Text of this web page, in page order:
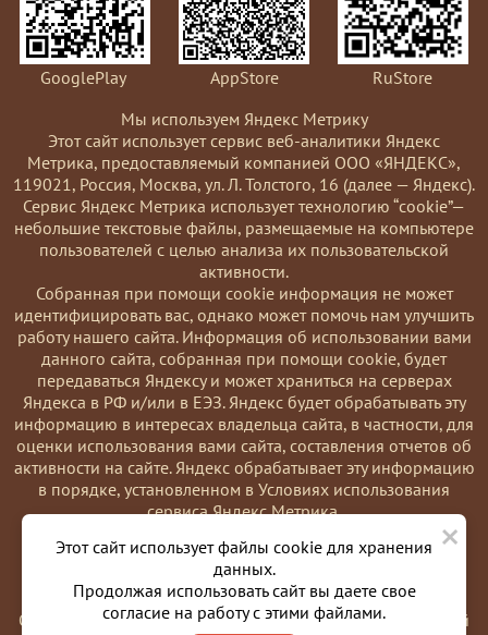
×
Этот сайт использует файлы cookie для хранения
данных.
Продолжая использовать сайт вы даете свое
согласие на работу с этими файлами.
GooglePlay AppStore
RuStore
Мы используем Яндекс Метрику
Этот сайт использует сервис веб-аналитики Яндекс
Метрика, предоставляемый компанией ООО «ЯНДЕКС»,
119021, Россия, Москва, ул. Л. Толстого, 16 (далее — Яндекс).
Сервис Яндекс Метрика использует технологию “cookie”—
небольшие текстовые файлы, размещаемые на компьютере
пользователей с целью анализа их пользовательской
активности.
Coбранная при помощи cookie информация не может
идентифицировать вас, однако может помочь нам улучшить
работу нашего сайта. Информация об использовании вами
данного сайта, собранная при помощи cookie, будет
передаваться Яндексу и может храниться на серверах
Яндекса в РФ и/или в ЕЭЗ. Яндекс будет обрабатывать эту
информацию в интересах владельца сайта, в частности, для
оценки использования вами сайта, составления отчетов об
активности на сайте. Яндекс обрабатывает эту информацию
в порядке, установленном в Условиях использования
сервиса Яндекс Метрика.
Вы можете отказаться от использования cookies, выбрав
соответствующие настройки в браузере. Также вы можете
использовать инструмент —
https://yandex.ru/support/metrika/general/opt-out.html
Однако это может повлиять на работу некоторых функций